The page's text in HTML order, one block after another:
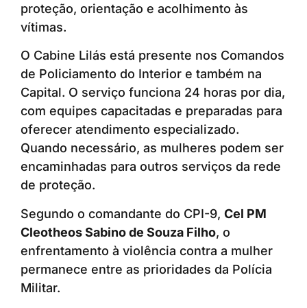
proteção, orientação e acolhimento às
vítimas.
O Cabine Lilás está presente nos Comandos
de Policiamento do Interior e também na
Capital. O serviço funciona 24 horas por dia,
com equipes capacitadas e preparadas para
oferecer atendimento especializado.
Quando necessário, as mulheres podem ser
encaminhadas para outros serviços da rede
de proteção.
Segundo o comandante do CPI-9, Cel PM
Cleotheos Sabino de Souza Filho, o
enfrentamento à violência contra a mulher
permanece entre as prioridades da Polícia
Militar.